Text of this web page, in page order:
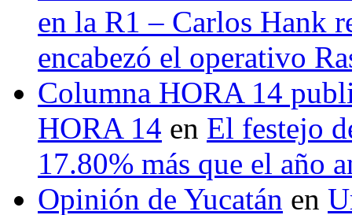
en la R1 – Carlos Hank
encabezó el operativo
Columna HORA 14
HORA 14 en El festejo
17.80% más que el año
Opinión de Yucatán en